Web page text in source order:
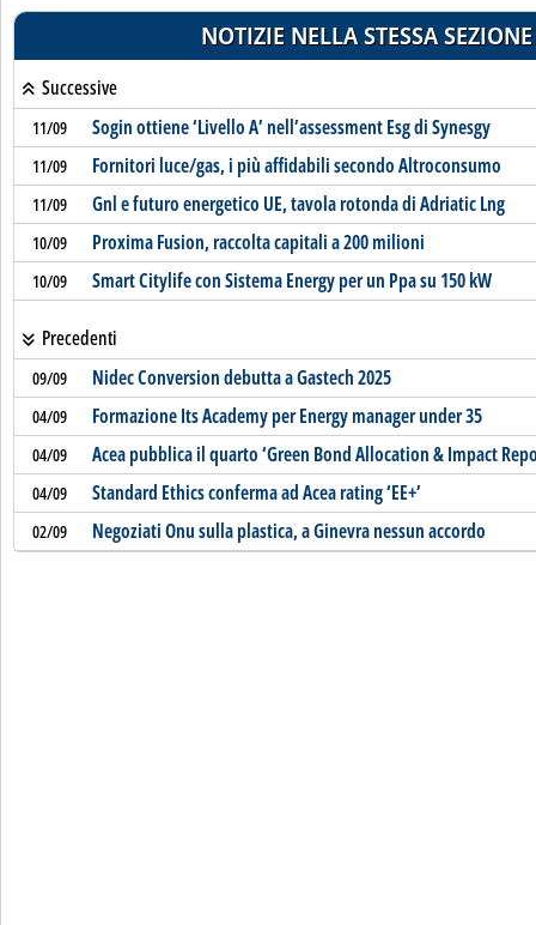
NOTIZIE NELLA STESSA SEZIONE
Successive
11/09 Sogin ottiene ‘Livello A’ nell’assessment Esg di Synesgy
11/09 Fornitori luce/gas, i più affidabili secondo Altroconsumo
11/09 Gnl e futuro energetico UE, tavola rotonda di Adriatic Lng
10/09 Proxima Fusion, raccolta capitali a 200 milioni
10/09 Smart Citylife con Sistema Energy per un Ppa su 150 kW
Precedenti
09/09 Nidec Conversion debutta a Gastech 2025
04/09 Formazione Its Academy per Energy manager under 35
04/09 Acea pubblica il quarto ‘Green Bond Allocation & Impact
04/09 Standard Ethics conferma ad Acea rating ‘EE+’
02/09 Negoziati Onu sulla plastica, a Ginevra nessun accordo